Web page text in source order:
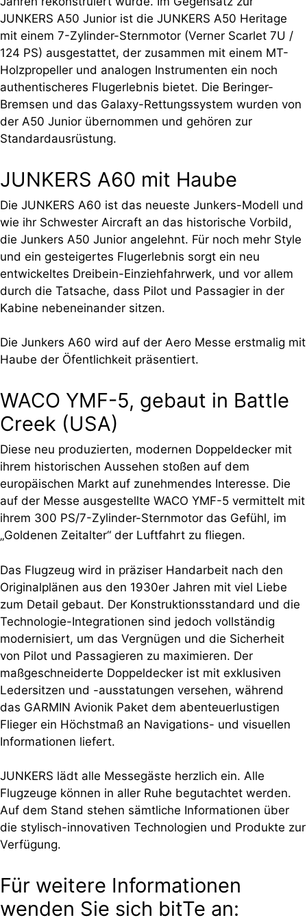
JUNKERS A50 Junior ist die JUNKERS A50 Heritage
mit einem 7-Zylinder-Sternmotor (Verner Scarlet 7U /
124 PS) ausgestattet, der zusammen mit einem MT-
Holzpropeller und analogen Instrumenten ein noch
authentischeres Flugerlebnis bietet. Die Beringer-
Bremsen und das Galaxy-Rettungssystem wurden von
der A50 Junior übernommen und gehören zur
Standardausrüstung.
JUNKERS A60 mit Haube
Die JUNKERS A60 ist das neueste Junkers-Modell und
wie ihr Schwester Aircraft an das historische Vorbild,
die Junkers A50 Junior angelehnt. Für noch mehr Style
und ein gesteigertes Flugerlebnis sorgt ein neu
entwickeltes Dreibein-Einziehfahrwerk, und vor allem
durch die Tatsache, dass Pilot und Passagier in der
Kabine nebeneinander sitzen.
Die Junkers A60 wird auf der Aero Messe erstmalig mit
Haube der Öfentlichkeit präsentiert.
WACO YMF-5, gebaut in Battle
Creek (USA)
Diese neu produzierten, modernen Doppeldecker mit
ihrem historischen Aussehen stoßen auf dem
europäischen Markt auf zunehmendes Interesse. Die
auf der Messe ausgestellte WACO YMF-5 vermittelt mit
ihrem 300 PS/7-Zylinder-Sternmotor das Gefühl, im
„Goldenen Zeitalter“ der Luftfahrt zu fliegen.
Das Flugzeug wird in präziser Handarbeit nach den
Originalplänen aus den 1930er Jahren mit viel Liebe
zum Detail gebaut. Der Konstruktionsstandard und die
Technologie-Integrationen sind jedoch vollständig
modernisiert, um das Vergnügen und die Sicherheit
von Pilot und Passagieren zu maximieren. Der
maßgeschneiderte Doppeldecker ist mit exklusiven
Ledersitzen und -ausstatungen versehen, während
das GARMIN Avionik Paket dem abenteuerlustigen
Flieger ein Höchstmaß an Navigations- und visuellen
Informationen liefert.
JUNKERS lädt alle Messegäste herzlich ein. Alle
Flugzeuge können in aller Ruhe begutachtet werden.
Auf dem Stand stehen sämtliche Informationen über
die stylisch-innovativen Technologien und Produkte zur
Verfügung.
Für weitere Informationen
wenden Sie sich bitTe an: